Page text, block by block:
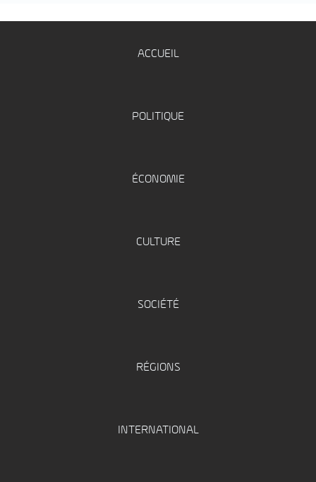
ACCUEIL
POLITIQUE
ÉCONOMIE
CULTURE
SOCIÉTÉ
RÉGIONS
INTERNATIONAL